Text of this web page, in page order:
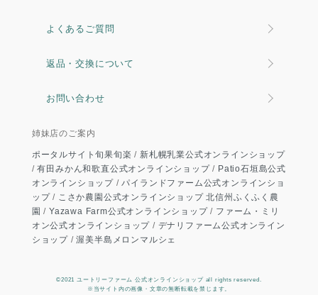
よくあるご質問
返品・交換について
お問い合わせ
姉妹店のご案内
ポータルサイト旬果旬楽 / 新札幌乳業公式オンラインショップ
/有田みかん和歌直公式オンラインショップ/ Patio石垣島公式
オンラインショップ / パイランドファーム公式オンラインショ
ップ/ こさか農園公式オンラインショップ 北信州ふくふく農
園 /Yazawa Farm公式オンラインショップ/ ファーム・ミリ
オン公式オンラインショップ / デナリファーム公式オンライン
ショップ /渥美半島メロンマルシェ
©2021 ユートリーファーム 公式オンラインショップ all rights reserved.
※当サイト内の画像・文章の無断転載を禁じます。